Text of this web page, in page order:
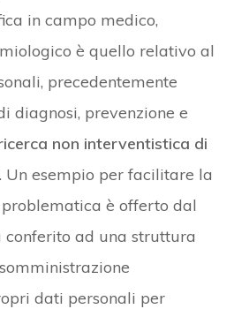
in campo medico,
è quello relativo al
precedentemente
diagnosi, prevenzione e
non interventistica di
. Un esempio per facilitare la
è offerto dal
conferito ad una struttura
dati personali per